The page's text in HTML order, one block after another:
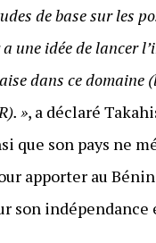
de base sur les
une idée de lancer
dans ce domaine
», a déclaré
que son pays ne
apporter au Bénin
son